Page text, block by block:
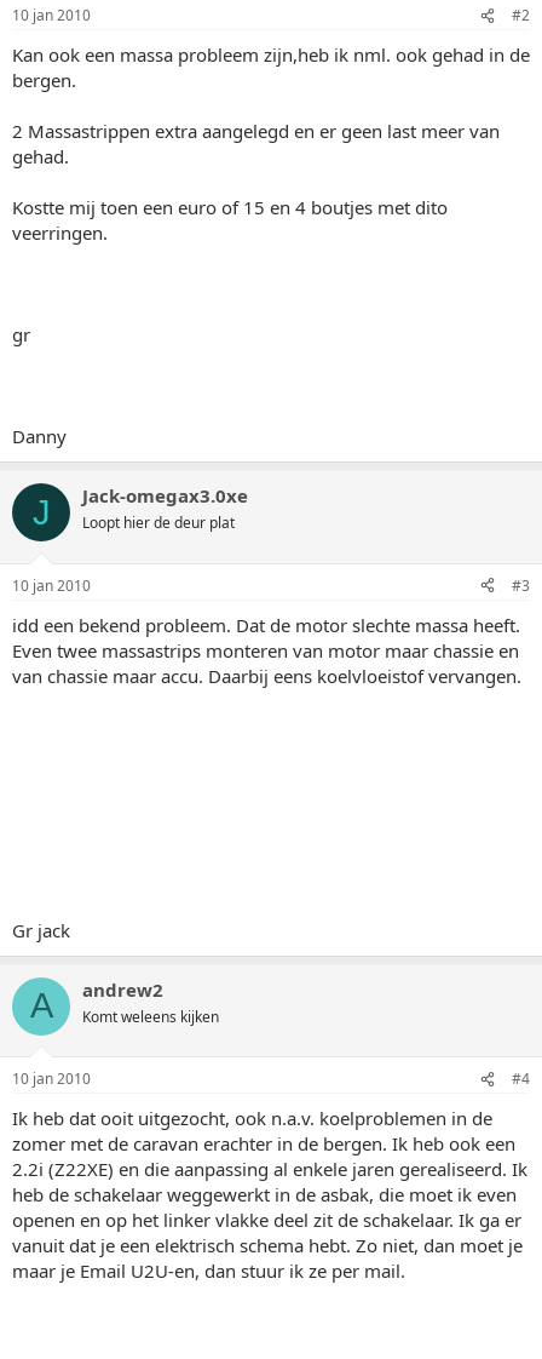
10 jan 2010 #2
Kan ook een massa probleem zijn,heb ik nml. ook gehad in de
bergen.
2 Massastrippen extra aangelegd en er geen last meer van
gehad.
Kostte mij toen een euro of 15 en 4 boutjes met dito
veerringen.
gr
Danny
J Jack-omegax3.0xe
Loopt hier de deur plat
10 jan 2010 #3
idd een bekend probleem. Dat de motor slechte massa heeft.
Even twee massastrips monteren van motor maar chassie en
van chassie maar accu. Daarbij eens koelvloeistof vervangen.
Gr jack
A andrew2
Komt weleens kijken
10 jan 2010 #4
Ik heb dat ooit uitgezocht, ook n.a.v. koelproblemen in de
zomer met de caravan erachter in de bergen. Ik heb ook een
2.2i (Z22XE) en die aanpassing al enkele jaren gerealiseerd. Ik
heb de schakelaar weggewerkt in de asbak, die moet ik even
openen en op het linker vlakke deel zit de schakelaar. Ik ga er
vanuit dat je een elektrisch schema hebt. Zo niet, dan moet je
maar je Email U2U-en, dan stuur ik ze per mail.